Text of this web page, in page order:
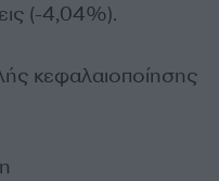
(-4,04%).
κεφαλαιοποίησης